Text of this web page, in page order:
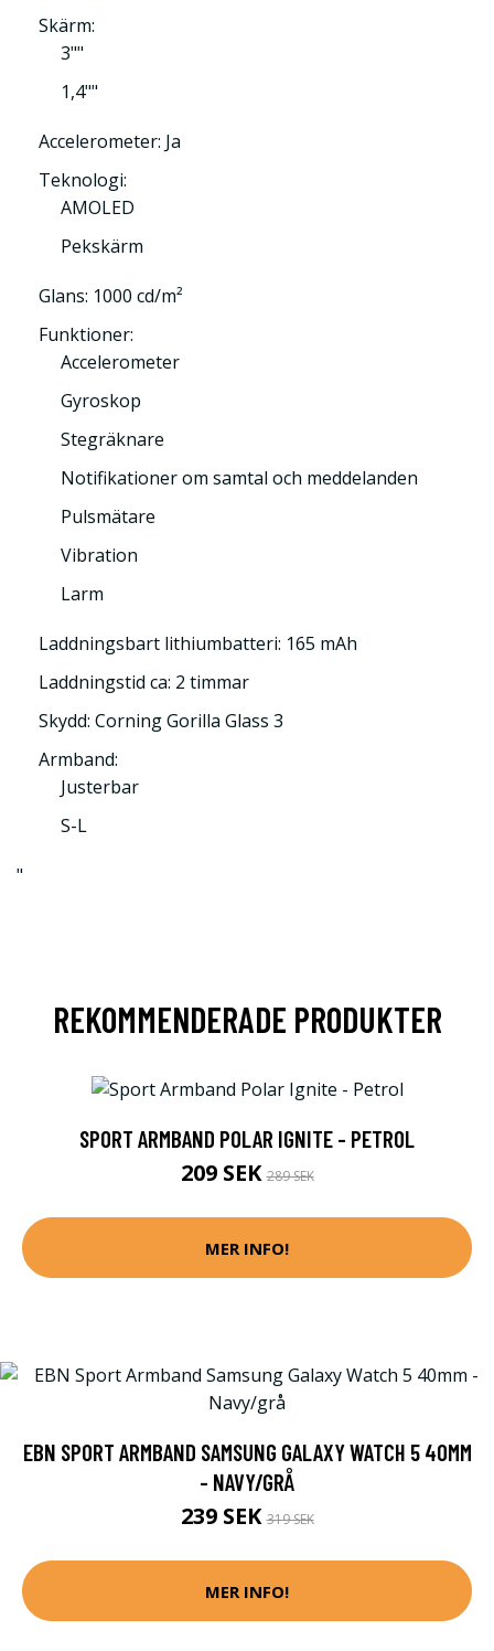
Skärm:
3""
1,4""
Accelerometer: Ja
Teknologi:
AMOLED
Pekskärm
Glans: 1000 cd/m²
Funktioner:
Accelerometer
Gyroskop
Stegräknare
Notifikationer om samtal och meddelanden
Pulsmätare
Vibration
Larm
Laddningsbart lithiumbatteri: 165 mAh
Laddningstid ca: 2 timmar
Skydd: Corning Gorilla Glass 3
Armband:
Justerbar
S-L
"
REKOMMENDERADE PRODUKTER
SPORT ARMBAND POLAR IGNITE - PETROL
209 SEK289 SEK
MER INFO!
EBN SPORT ARMBAND SAMSUNG GALAXY WATCH 5 40MM
- NAVY/GRÅ
239 SEK319 SEK
MER INFO!